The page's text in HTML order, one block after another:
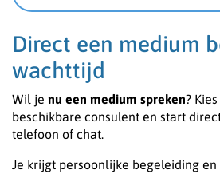
Direct een medium
wachttijd
Wil je nu een medium spreken?
beschikbare consulent en start
telefoon of chat.
Je krijgt persoonlijke begeleiding